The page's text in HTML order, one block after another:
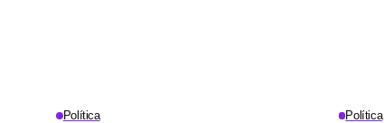
Política Política